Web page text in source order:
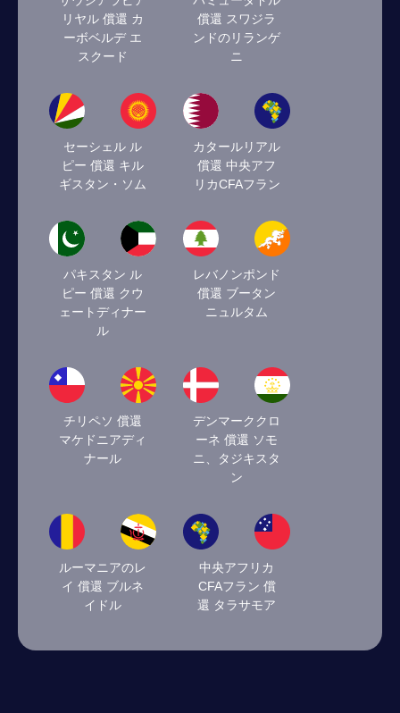
リヤル 償還 カ
ーボベルデ エ
スクード
償還 スワジラ
ンドのリランゲ
ニ
セーシェル ル
ピー 償還 キル
ギスタン・ソム
カタールリアル
償還 中央アフ
リカCFAフラン
パキスタン ル
ピー 償還 クウ
ェートディナー
ル
レバノンポンド
償還 ブータン
ニュルタム
チリペソ 償還
マケドニアディ
ナール
デンマーククロ
ーネ 償還 ソモ
ニ、タジキスタ
ン
ルーマニアのレ
イ 償還 ブルネ
イドル
中央アフリカ
CFAフラン 償
還 タラサモア